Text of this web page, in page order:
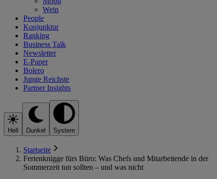
Wein
People
Konjunktur
Ranking
Business Talk
Newsletter
E-Paper
Bolero
Junge Reichste
Partner Insights
Hell Dunkel System
Startseite
Ferienknigge fürs Büro: Was Chefs und Mitarbeitende in der
Sommerzeit tun sollten – und was nicht